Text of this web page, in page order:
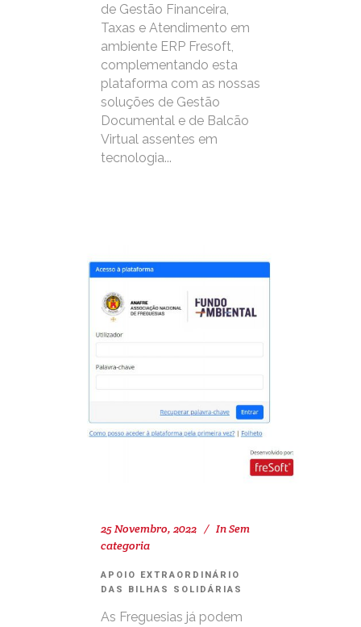
de Gestão Financeira,
Taxas e Atendimento em
ambiente ERP Fresoft,
complementando esta
plataforma com as nossas
soluções de Gestão
Documental e de Balcão
Virtual assentes em
tecnologia...
25 Novembro, 2022 InSem
categoria
APOIO EXTRAORDINÁRIO
DAS BILHAS SOLIDÁRIAS
As Freguesias já podem